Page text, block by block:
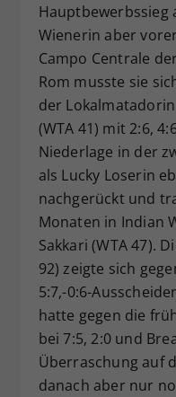
Hauptbewerbssieg
Wienerin aber
Campo Centrale
Rom musste sie
der
(WTA 41) mit 2:6,
Niederlage in der
als Lucky Loserin
nachgerückt und
Monaten in Indian
Sakkari (WTA 47).
92) zeigte sich
5:7,-0:6-
hatte gegen die
bei 7:5, 2:0 und
Überraschung auf
danach aber nur